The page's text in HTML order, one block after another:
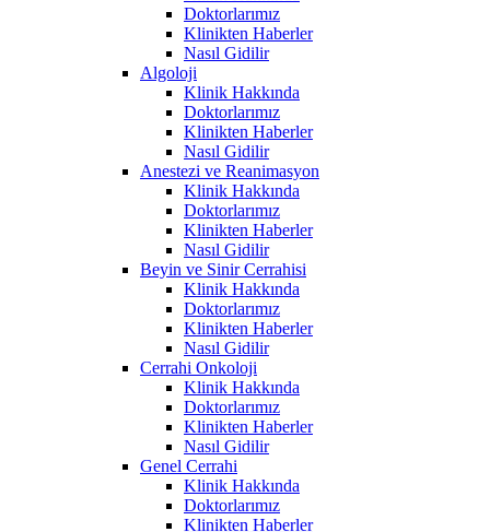
Doktorlarımız
Klinikten Haberler
Nasıl Gidilir
Algoloji
Klinik Hakkında
Doktorlarımız
Klinikten Haberler
Nasıl Gidilir
Anestezi ve Reanimasyon
Klinik Hakkında
Doktorlarımız
Klinikten Haberler
Nasıl Gidilir
Beyin ve Sinir Cerrahisi
Klinik Hakkında
Doktorlarımız
Klinikten Haberler
Nasıl Gidilir
Cerrahi Onkoloji
Klinik Hakkında
Doktorlarımız
Klinikten Haberler
Nasıl Gidilir
Genel Cerrahi
Klinik Hakkında
Doktorlarımız
Klinikten Haberler